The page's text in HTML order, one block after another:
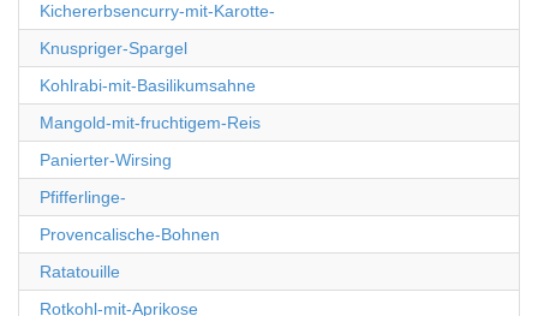
Kichererbsencurry-mit-Karotte-
Knuspriger-Spargel
Kohlrabi-mit-Basilikumsahne
Mangold-mit-fruchtigem-Reis
Panierter-Wirsing
Pfifferlinge-
Provencalische-Bohnen
Ratatouille
Rotkohl-mit-Aprikose